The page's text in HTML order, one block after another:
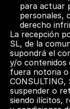
para actuar
personales,
derecho
La recepción
SL, de la
supondrá el
y/o contenidos
fuera notoria o
suspender o
siendo ilícitos,